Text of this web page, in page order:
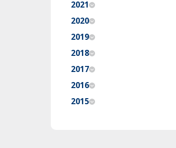
2021
2020
2019
2018
2017
2016
2015